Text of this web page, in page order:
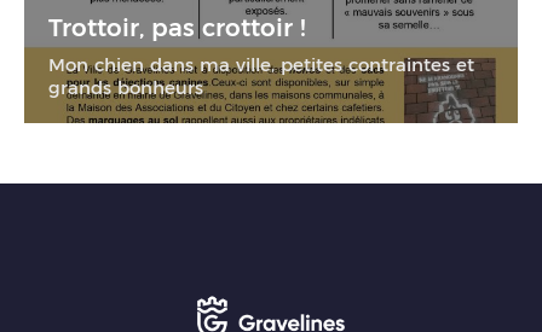
Trottoir, pas crottoir !
Mon chien dans ma ville, petites contraintes et
grands bonheurs